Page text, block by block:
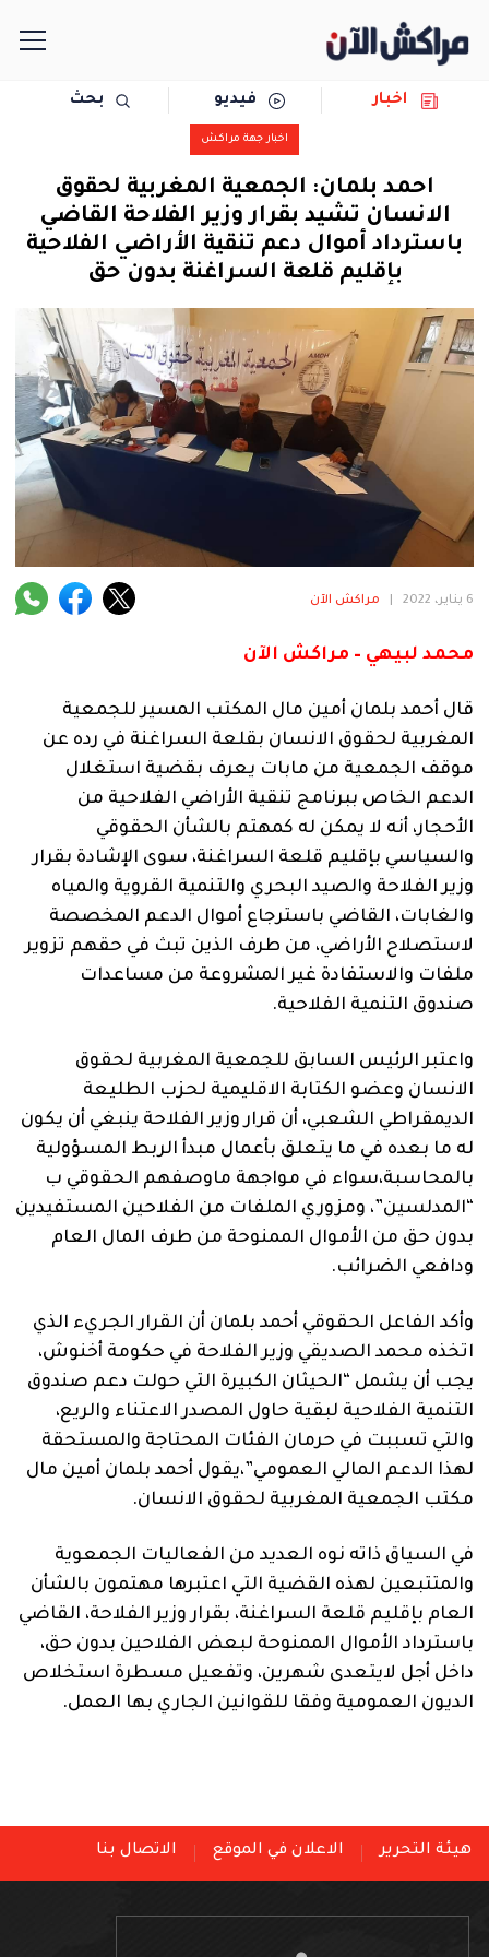
سياسة
حوادث
منوعة
آراء
اخبار فيديو بحث
اخبار جهة مراكش
احمد بلمان: الجمعية المغربية لحقوق
الانسان تشيد بقرار وزير الفلاحة القاضي
باسترداد أموال دعم تنقية الأراضي الفلاحية
بإقليم قلعة السراغنة بدون حق
6 يناير، 2022 مراكش الآن
محمد لبيهي – مراكش الآن
قال أحمد بلمان أمين مال المكتب المسير للجمعية
المغربية لحقوق الانسان بقلعة السراغنة في رده عن
موقف الجمعية من مابات يعرف بقضية استغلال
الدعم الخاص ببرنامج تنقية الأراضي الفلاحية من
الأحجار، أنه لا يمكن له كمهتم بالشأن الحقوقي
والسياسي بإقليم قلعة السراغنة، سوى الإشادة بقرار
وزير الفلاحة والصيد البحري والتنمية القروية والمياه
والغابات، القاضي باسترجاع أموال الدعم المخصصة
لاستصلاح الأراضي، من طرف الذين تبث في حقهم تزوير
ملفات والاستفادة غير المشروعة من مساعدات
صندوق التنمية الفلاحية.
واعتبر الرئيس السابق للجمعية المغربية لحقوق
الانسان وعضو الكتابة الاقليمية لحزب الطليعة
الديمقراطي الشعبي، أن قرار وزير الفلاحة ينبغي أن يكون
له ما بعده في ما يتعلق بأعمال مبدأ الربط المسؤولية
بالمحاسبة،سواء في مواجهة ماوصفهم الحقوقي ب
“المدلسين”، ومزوري الملفات من الفلاحين المستفيدين
بدون حق من الأموال الممنوحة من طرف المال العام
ودافعي الضرائب.
وأكد الفاعل الحقوقي أحمد بلمان أن القرار الجريء الذي
اتخذه محمد الصديقي وزير الفلاحة في حكومة أخنوش،
يجب أن يشمل “الحيثان الكبيرة التي حولت دعم صندوق
التنمية الفلاحية لبقية حاول المصدر الاعتناء والريع،
والتي تسببت في حرمان الفئات المحتاجة والمستحقة
لهذا الدعم المالي العمومي”،يقول أحمد بلمان أمين مال
مكتب الجمعية المغربية لحقوق الانسان.
في السياق ذاته نوه العديد من الفعاليات الجمعوية
والمتتبعين لهذه القضية التي اعتبرها مهتمون بالشأن
العام بإقليم قلعة السراغنة، بقرار وزير الفلاحة، القاضي
باسترداد الأموال الممنوحة لبعض الفلاحين بدون حق،
داخل أجل لايتعدى شهرين، وتفعيل مسطرة استخلاص
الديون العمومية وفقا للقوانين الجاري بها العمل.
هيئة التحرير الاعلان في الموقع الاتصال بنا